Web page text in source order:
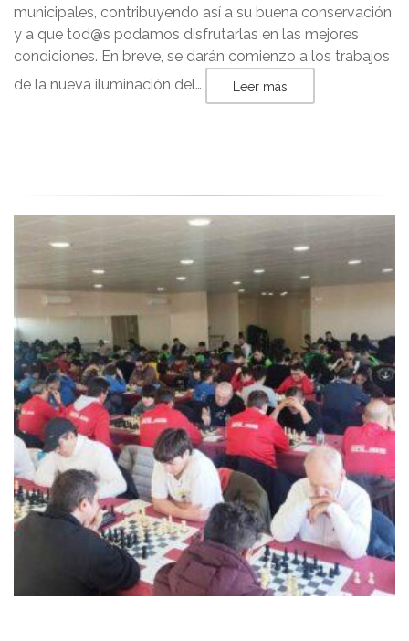
municipales, contribuyendo así a su buena conservación
y a que tod@s podamos disfrutarlas en las mejores
condiciones. En breve, se darán comienzo a los trabajos
de la nueva iluminación del…
Leer más